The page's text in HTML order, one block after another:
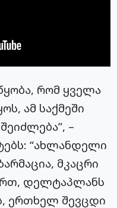
რომ ყველა
ამ საქმეში
–
“ახლანდელი
მკაცრი
დელტაპლანს
ერთხელ შევცდი